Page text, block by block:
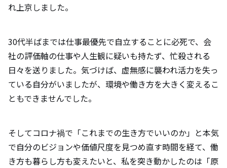
れ上京しました。
30代半ばまでは仕事最優先で自立することに必死で、会
社の評価軸の仕事や人生観に疑いも持たず、忙殺される
日々を送りました。気づけば、虚無感に襲われ活力を失っ
ている自分がいましたが、環境や働き方を大きく変えるこ
ともできませんでした。
そしてコロナ禍で「これまでの生き方でいいのか」と本気
で自分のビジョンや価値尺度を見つめ直す時間を経て、働
き方も暮らし方も変えたいと、私を突き動かしたのは「原